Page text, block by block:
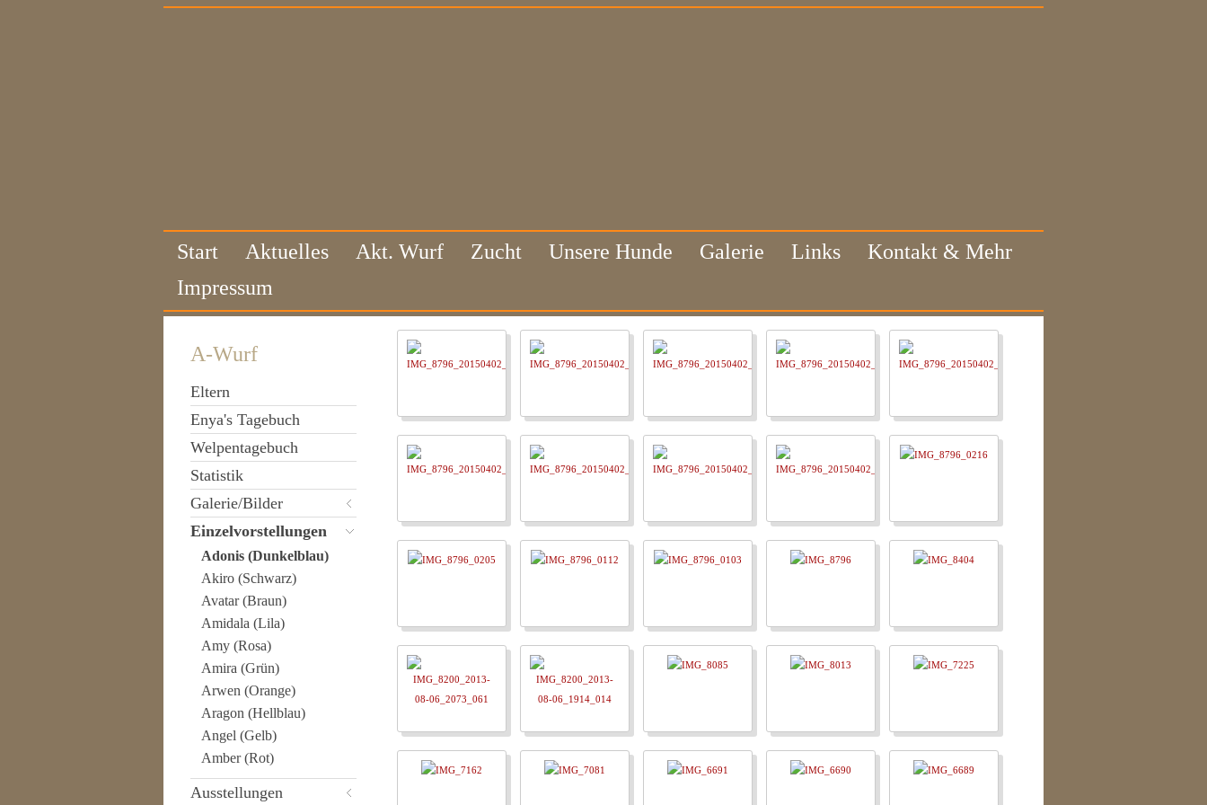
Start Aktuelles Akt. Wurf Zucht Unsere Hunde Galerie Links
Kontakt & Mehr
Impressum
A-Wurf
Eltern
Enya's Tagebuch
Welpentagebuch
Statistik
Galerie/Bilder
Einzelvorstellungen
Adonis (Dunkelblau)
Akiro (Schwarz)
Avatar (Braun)
Amidala (Lila)
Amy (Rosa)
Amira (Grün)
Arwen (Orange)
Aragon (Hellblau)
Angel (Gelb)
Amber (Rot)
Ausstellungen